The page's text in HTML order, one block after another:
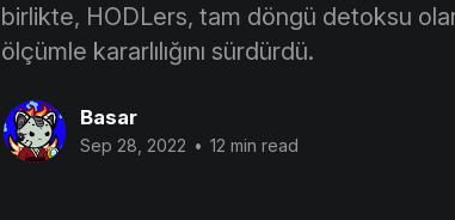
birlikte, HODLers, tam döngü detoksu
ölçümle kararlılığını sürdürdü.
Basar
Sep 28, 2022 • 12 min read